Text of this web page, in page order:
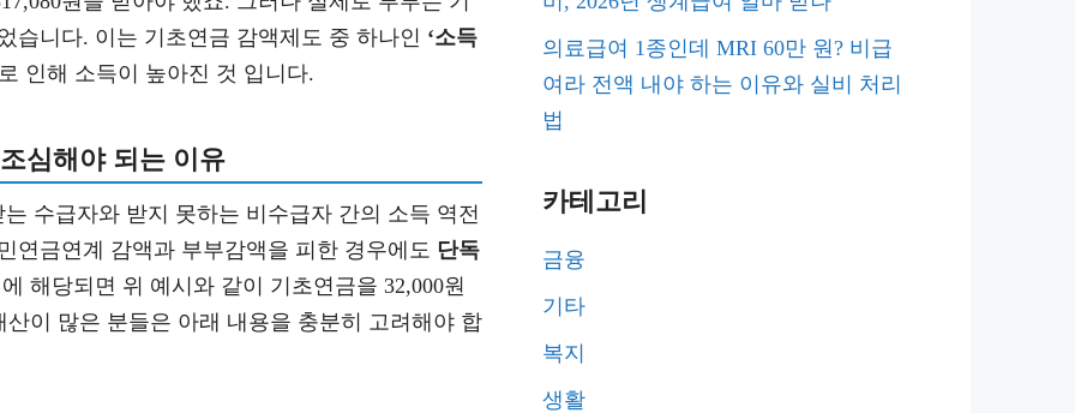
습니다. 이는 기초연금 감액제도 중 하나인 ‘소득
인해 소득이 높아진 것 입니다.
심해야 되는 이유
수급자와 받지 못하는 비수급자 간의 소득 역전
연금연계 감액과 부부감액을 피한 경우에도 단독
해당되면 위 예시와 같이 기초연금을 32,000원
이 많은 분들은 아래 내용을 충분히 고려해야 합
의료급여 1종인데 MRI 60만 원? 비급
여라 전액 내야 하는 이유와 실비 처리
법
카테고리
금융
기타
복지
생활